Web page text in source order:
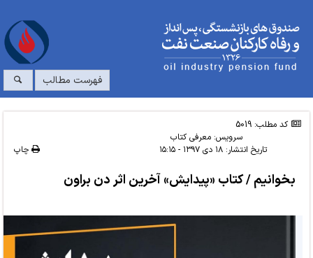
فهرست مطالب
کد مطلب: 5019
سرویس:معرفی کتاب
تاریخ انتشار: ۱۸ دی ۱۳۹۷ - ۱۵:۱۵ چاپ
بخوانیم / کتاب «پیدایش» آخرین اثر دن براون